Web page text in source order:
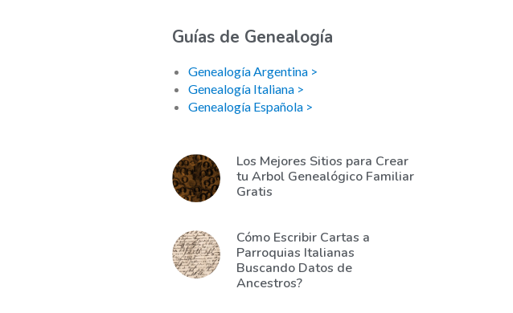
Guías de Genealogía
Genealogía Argentina >
Genealogía Italiana >
Genealogía Española >
Los Mejores Sitios para Crear
tu Arbol Genealógico Familiar
Gratis
Cómo Escribir Cartas a
Parroquias Italianas
Buscando Datos de
Ancestros?